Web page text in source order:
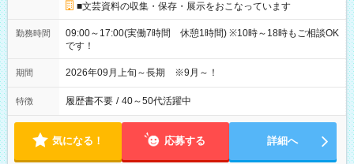
■文芸資料の収集・保存・展示をおこなっています
勤務時間
09:00～17:00(実働7時間 休憩1時間) ※10時～18時もご相談OK
です！
期間 2026年09月上旬～長期 ※9月～！
特徴 履歴書不要 / 40～50代活躍中
気になる！ 応募する 詳細へ